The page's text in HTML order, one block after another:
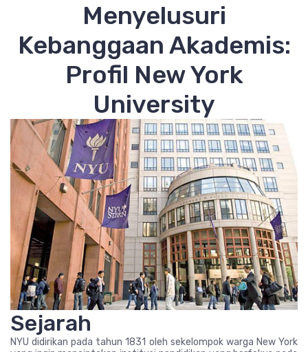
Menyelusuri
Kebanggaan Akademis:
Profil New York
University
Sejarah
NYU didirikan pada tahun 1831 oleh sekelompok warga New York